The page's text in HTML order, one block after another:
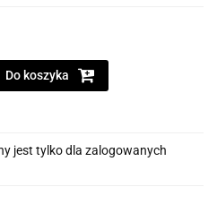
Do koszyka
jest tylko dla zalogowanych